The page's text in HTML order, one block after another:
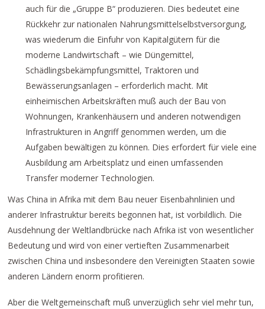
auch für die „Gruppe B“ produzieren. Dies bedeutet eine
Rückkehr zur nationalen Nahrungsmittelselbstversorgung,
was wiederum die Einfuhr von Kapitalgütern für die
moderne Landwirtschaft – wie Düngemittel,
Schädlingsbekämpfungsmittel, Traktoren und
Bewässerungsanlagen – erforderlich macht. Mit
einheimischen Arbeitskräften muß auch der Bau von
Wohnungen, Krankenhäusern und anderen notwendigen
Infrastrukturen in Angriff genommen werden, um die
Aufgaben bewältigen zu können. Dies erfordert für viele eine
Ausbildung am Arbeitsplatz und einen umfassenden
Transfer moderner Technologien.
Was China in Afrika mit dem Bau neuer Eisenbahnlinien und
anderer Infrastruktur bereits begonnen hat, ist vorbildlich. Die
Ausdehnung der Weltlandbrücke nach Afrika ist von wesentlicher
Bedeutung und wird von einer vertieften Zusammenarbeit
zwischen China und insbesondere den Vereinigten Staaten sowie
anderen Ländern enorm profitieren.
Aber die Weltgemeinschaft muß unverzüglich sehr viel mehr tun,